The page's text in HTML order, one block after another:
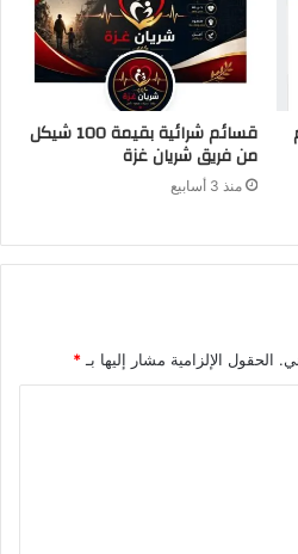
قسائم شرائية بقيمة 100 شيكل
من فريق شريان غزة
منذ 3 أسابيع
الحقول الإلزامية مشار إليها بـ *